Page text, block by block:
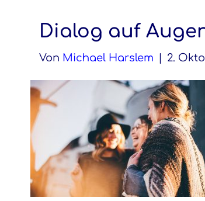
Dialog auf
Von Michael Harslem 2.